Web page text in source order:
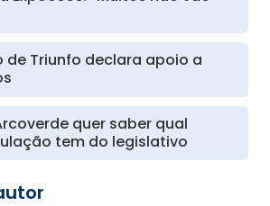
Triunfo declara apoio a
quer saber qual
tem do legislativo